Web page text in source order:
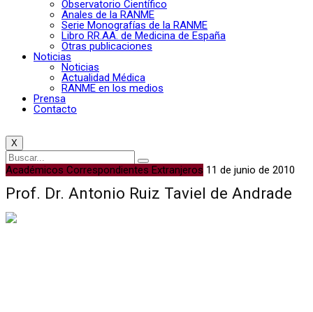
Observatorio Científico
Anales de la RANME
Serie Monografías de la RANME
Libro RR.AA. de Medicina de España
Otras publicaciones
Noticias
Noticias
Actualidad Médica
RANME en los medios
Prensa
Contacto
X
Académicos Correspondientes Extranjeros 11 de junio de 2010
Prof. Dr. Antonio Ruiz Taviel de Andrade